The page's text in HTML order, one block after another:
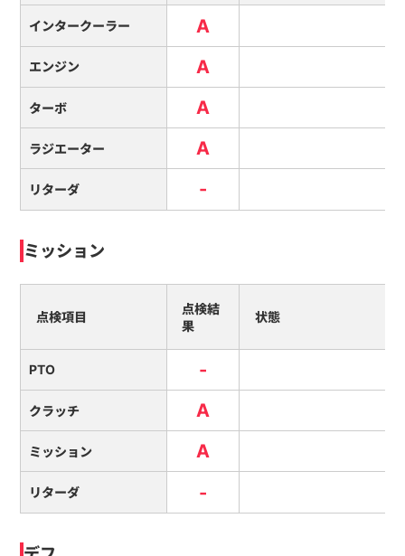
インタークーラー A
エンジン A
ターボ A
ラジエーター A
リターダ -
ミッション
点検項目
点検結
果
状態
PTO -
クラッチ A
ミッション A
リターダ -